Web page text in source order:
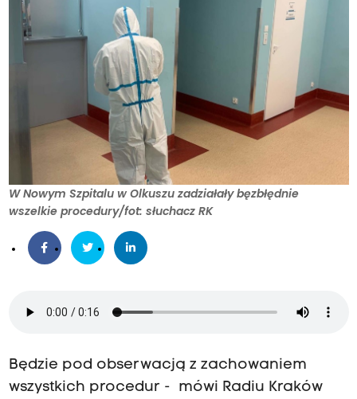
W Nowym Szpitalu w Olkuszu zadziałały bęzbłędnie
wszelkie procedury/fot: słuchacz RK
Będzie pod obserwacją z zachowaniem
wszystkich procedur - mówi Radiu Kraków